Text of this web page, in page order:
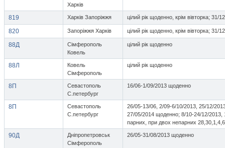
Харків
819 Харків Запоріжжя цілий рік щоденно, крім вівторка; 31/
820 Запоріжжя Харків цілий рік щоденно, крім вівторка; 31/
88Д
Сімферополь
Ковель
цілий рік щоденно
88Л
Ковель
Сімферополь
цілий рік щоденно
8П
Севастополь
С.петербург
16/06-1/09/2013 щоденно
8П
Севастополь
С.петербург
26/05-13/06, 2/09-6/10/2013, 25/12/
27/05/2014 щоденно; 8/10-24/12/2013,
парних, при двох непарних 28,30,1,4,6
90Д
Дніпропетровськ
Сімферополь
26/05-31/08/2013 щоденно